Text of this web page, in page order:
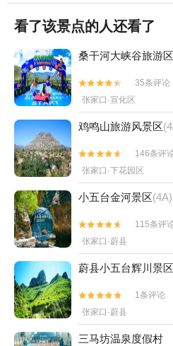
看了该景点的人还看了
桑干河大峡谷旅游区


35条评论
张家口·宣化区
鸡鸣山旅游风景区


146条评
张家口·下花园区
小五台金河景区(4A)


115条评
张家口·蔚县
蔚县小五台辉川景区


1条评论
张家口·蔚县
三马坊温泉度假村